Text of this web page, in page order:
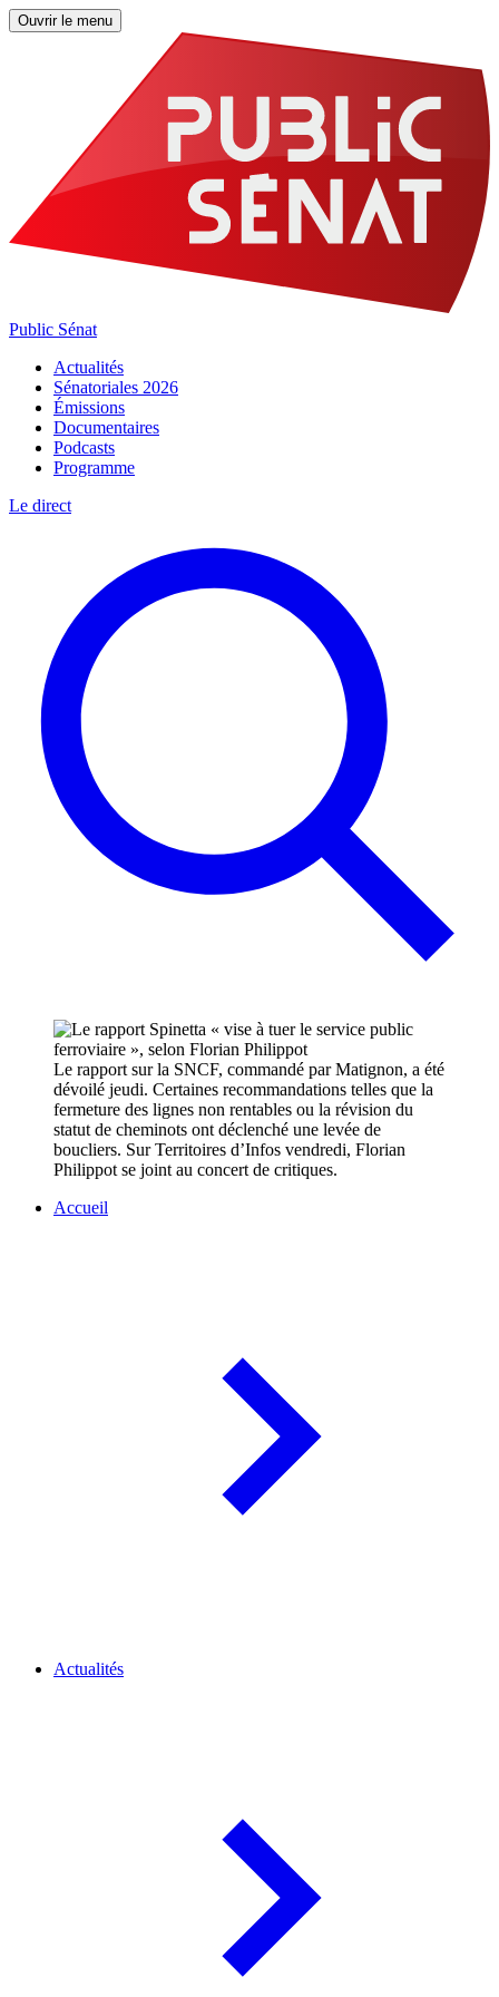
Ouvrir le menu
Public Sénat
Actualités
Sénatoriales 2026
Émissions
Documentaires
Podcasts
Programme
Le direct
Le rapport sur la SNCF, commandé par Matignon, a été
dévoilé jeudi. Certaines recommandations telles que la
fermeture des lignes non rentables ou la révision du
statut de cheminots ont déclenché une levée de
boucliers. Sur Territoires d’Infos vendredi, Florian
Philippot se joint au concert de critiques.
Accueil
Actualités